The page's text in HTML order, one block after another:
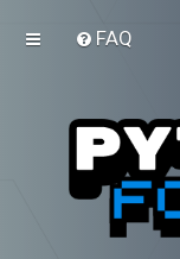
FAQ